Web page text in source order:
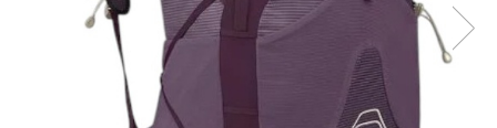
Espadrile
Lopeti de zapada / avalansa